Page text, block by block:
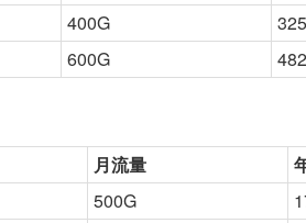
400G
600G
月流量
500G